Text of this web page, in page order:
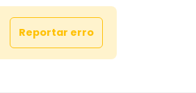
A
Reportar erro